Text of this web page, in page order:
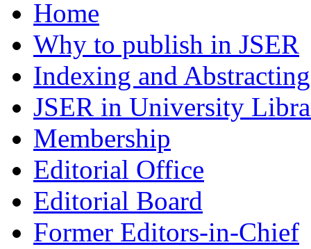
Home
Why to publish in JSER
Indexing and Abstracting
JSER in University
Membership
Editorial Office
Editorial Board
Former Editors-in-Chief